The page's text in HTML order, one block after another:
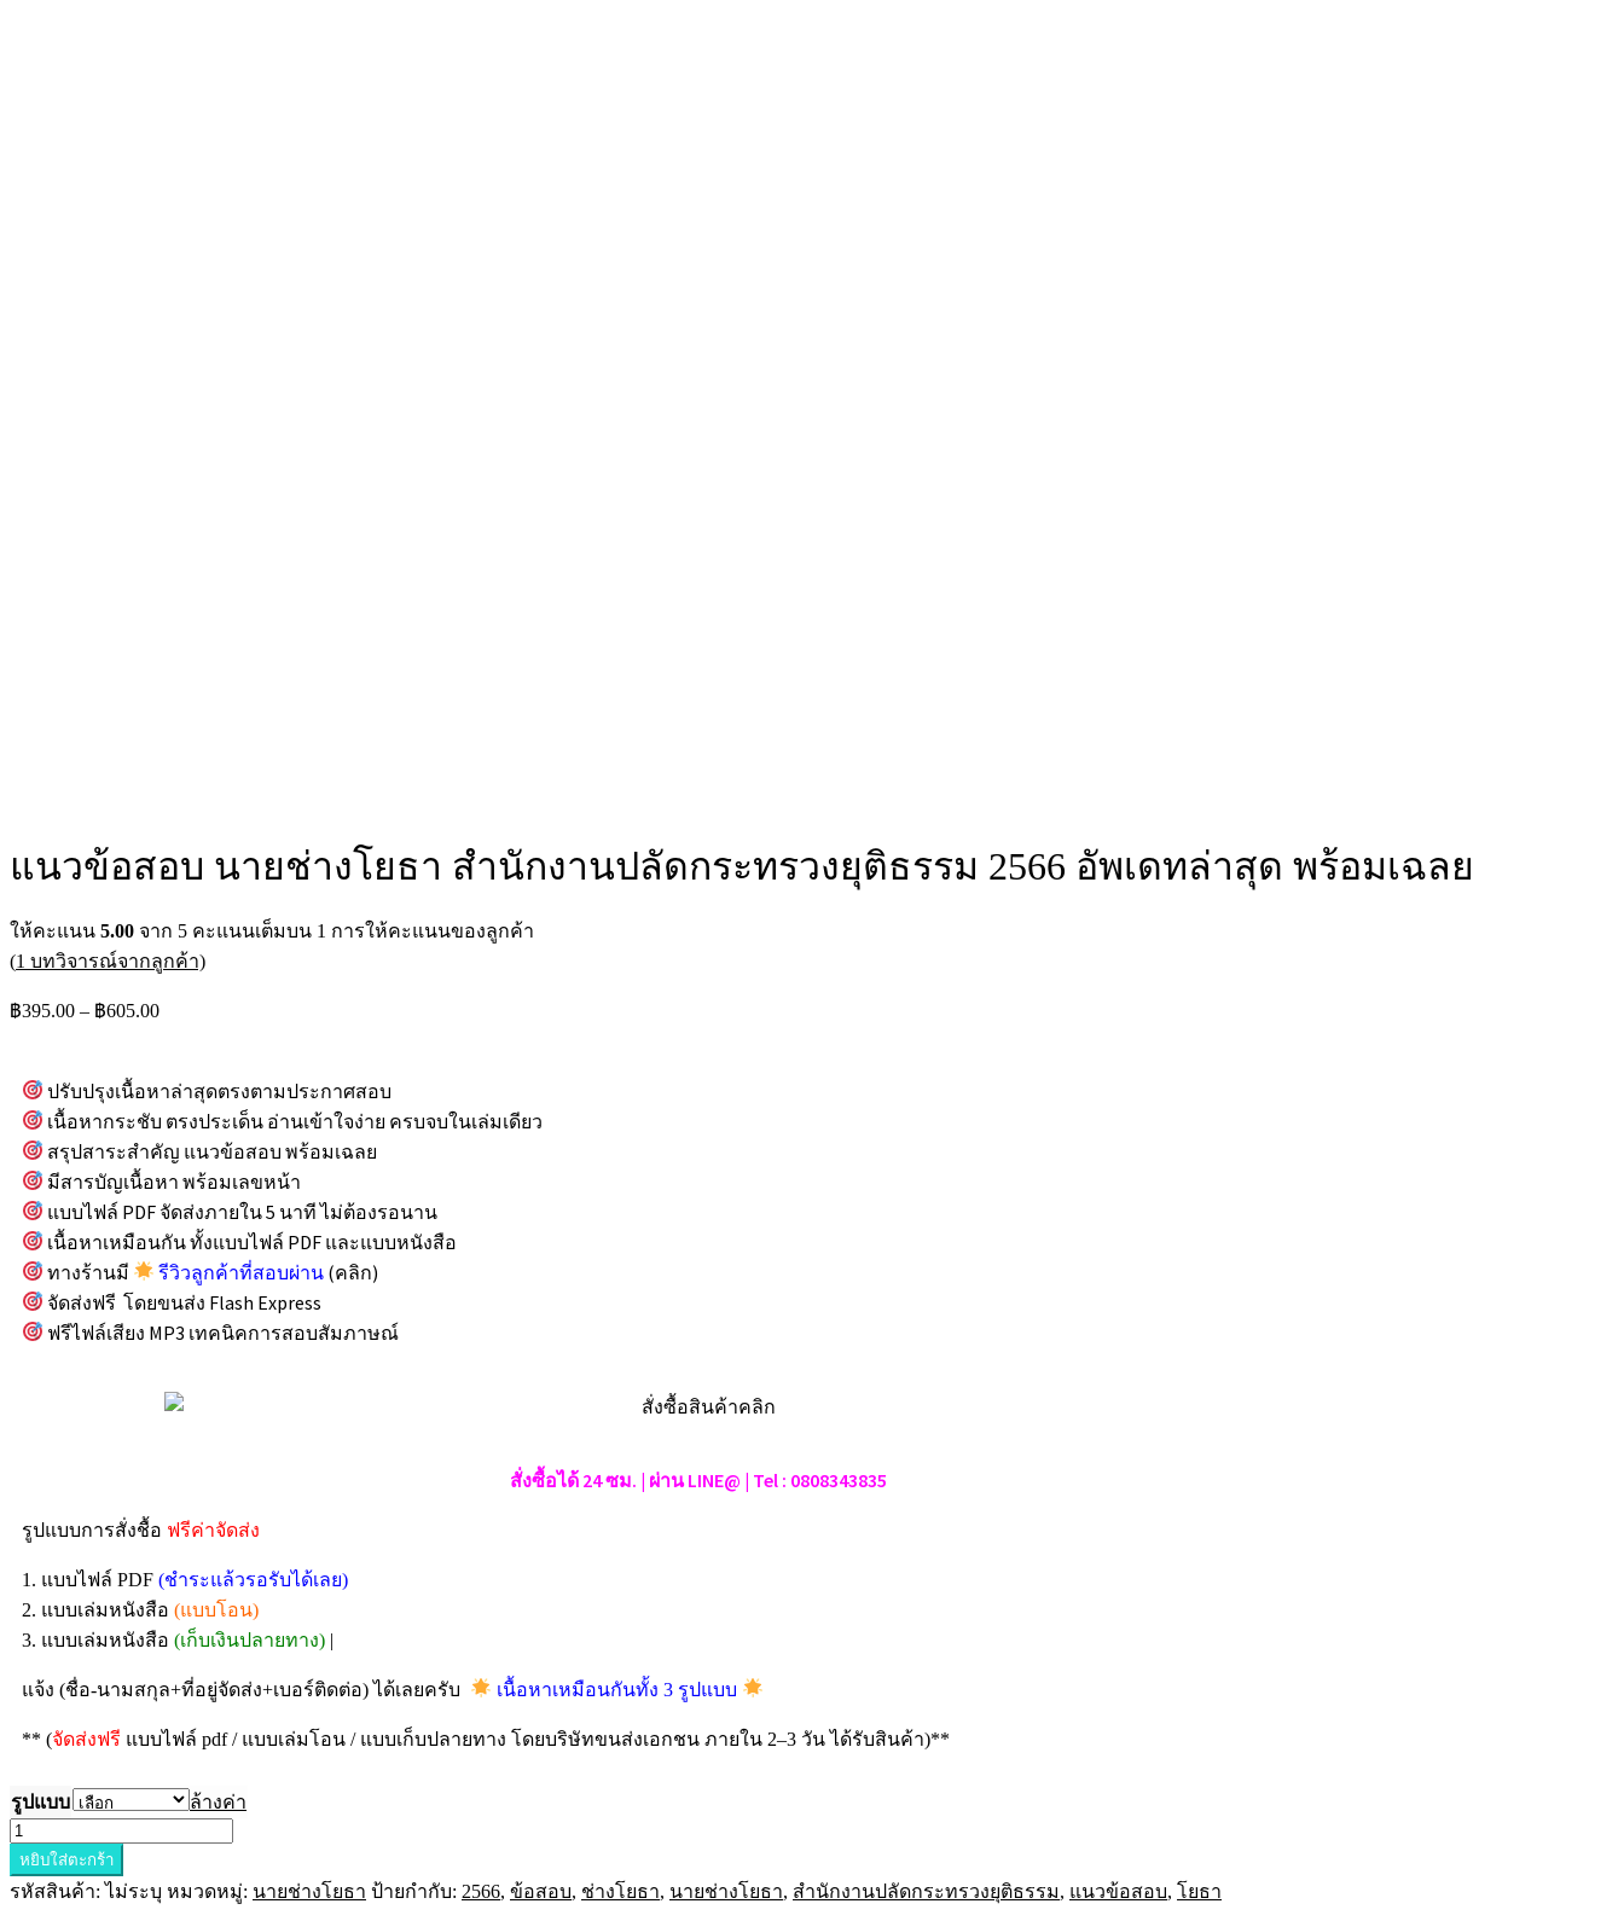
แนวข้อสอบ นายช่างโยธา สำนักงานปลัดกระทรวงยุติธรรม 2566 อัพเดทล่าสุด พร้อมเฉลย
ให้คะแนน 5.00 จาก 5 คะแนนเต็มบน 1 การให้คะแนนของลูกค้า
(1 บทวิจารณ์จากลูกค้า)
฿395.00 – ฿605.00
ปรับปรุงเนื้อหาล่าสุดตรงตามประกาศสอบ
เนื้อหากระชับ ตรงประเด็น อ่านเข้าใจง่าย ครบจบในเล่มเดียว
สรุปสาระสำคัญ แนวข้อสอบ พร้อมเฉลย
มีสารบัญเนื้อหา พร้อมเลขหน้า
แบบไฟล์ PDF จัดส่งภายใน 5 นาที ไม่ต้องรอนาน
เนื้อหาเหมือนกัน ทั้งแบบไฟล์ PDF และแบบหนังสือ
ทางร้านมี
รีวิวลูกค้าที่สอบผ่าน (คลิก)
จัดส่งฟรี โดยขนส่ง Flash Express
ฟรีไฟล์เสียง MP3 เทคนิคการสอบสัมภาษณ์
สั่งซื้อได้ 24 ซม. | ผ่าน LINE@ | Tel : 0808343835
รูปแบบการสั่งชื้อ ฟรีค่าจัดส่ง
1. แบบไฟล์ PDF (ชำระแล้วรอรับได้เลย)
2. แบบเล่มหนังสือ (แบบโอน)
3. แบบเล่มหนังสือ (เก็บเงินปลายทาง) |
แจ้ง (ชื่อ-นามสกุล+ที่อยู่จัดส่ง+เบอร์ติดต่อ) ได้เลยครับ เนื้อหาเหมือนกันทั้ง 3 รูปแบบ
** (จัดส่งฟรี แบบไฟล์ pdf / แบบเล่มโอน / แบบเก็บปลายทาง โดยบริษัทขนส่งเอกชน ภายใน 2–3 วัน ได้รับสินค้า)**
รูปแบบ ล้างค่า
หยิบใส่ตะกร้า
รหัสสินค้า:ไม่ระบุ หมวดหมู่: นายช่างโยธา ป้ายกำกับ: 2566, ข้อสอบ, ช่างโยธา, นายช่างโยธา, สำนักงานปลัดกระทรวงยุติธรรม, แนวข้อสอบ, โยธา